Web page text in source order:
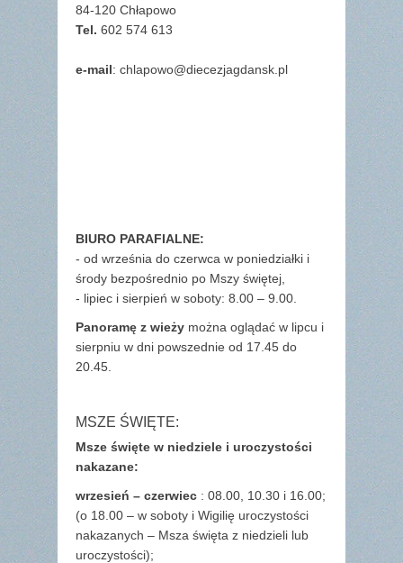
84-120 Chłapowo
Tel. 602 574 613
e-mail: chlapowo@diecezjagdansk.pl
BIURO PARAFIALNE:
- od września do czerwca w poniedziałki i
środy bezpośrednio po Mszy świętej,
- lipiec i sierpień w soboty: 8.00 – 9.00.
Panoramę z wieży można oglądać w lipcu i
sierpniu w dni powszednie od 17.45 do
20.45.
MSZE ŚWIĘTE:
Msze święte w niedziele i uroczystości
nakazane:
wrzesień – czerwiec : 08.00, 10.30 i 16.00;
(o 18.00 – w soboty i Wigilię uroczystości
nakazanych – Msza święta z niedzieli lub
uroczystości);